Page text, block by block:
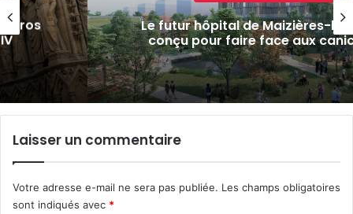
Le futur hôpital de Maizières-lès-
conçu pour faire face aux
Laisser un commentaire
Votre adresse e-mail ne sera pas publiée. Les champs obligatoires
sont indiqués avec *